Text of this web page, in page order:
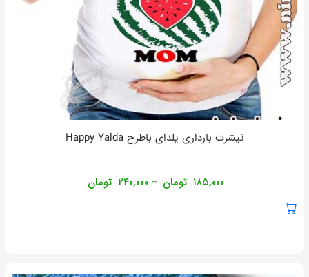
تیشرت بارداری یلدای باطرح Happy Yalda
۱۸۵,۰۰۰ تومان – ۲۴۰,۰۰۰ تومان